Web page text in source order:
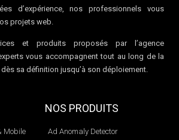
d’expérience, nos professionnels vous
projets web.
et produits proposés par l’agence
vous accompagnent tout au long de la
sa définition jusqu’à son déploiement.
Mobile
NOS PRODUITS
Ad Anomaly Detector